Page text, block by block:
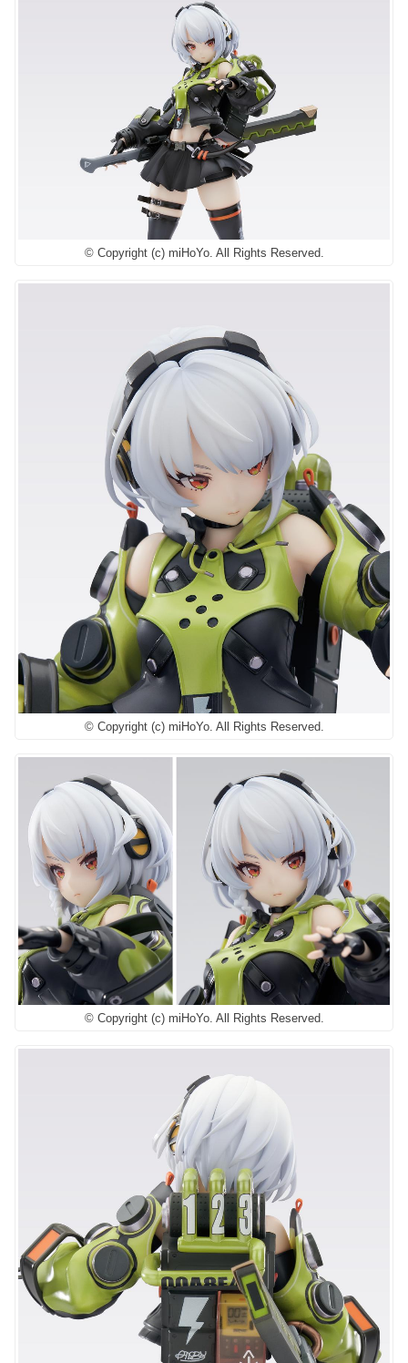
© Copyright (c) miHoYo. All Rights Reserved.
© Copyright (c) miHoYo. All Rights Reserved.
© Copyright (c) miHoYo. All Rights Reserved.